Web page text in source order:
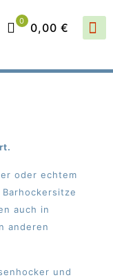
0 0,00 €
oder echtem
auch in
anderen
und